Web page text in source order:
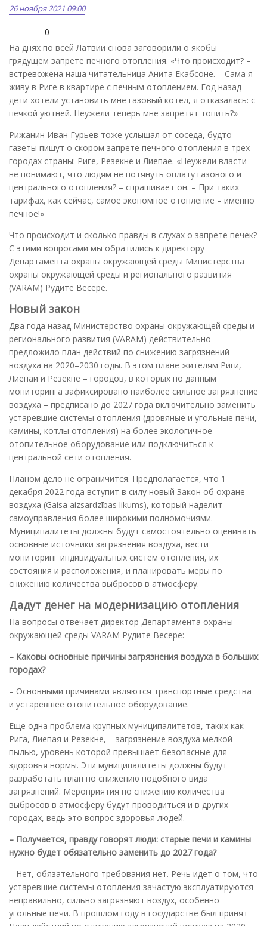
26 ноября 2021 09:00
0
На днях по всей Латвии снова заговорили о якобы
грядущем запрете печного отопления. «Что происходит? –
встревожена наша читательница Анита Екабсоне. – Сама я
живу в Риге в квартире с печным отоплением. Год назад
дети хотели установить мне газовый котел, я отказалась: с
печкой уютней. Неужели теперь мне запретят топить?»
Рижанин Иван Гурьев тоже услышал от соседа, будто
газеты пишут о скором запрете печного отопления в трех
городах страны: Риге, Резекне и Лиепае. «Неужели власти
не понимают, что людям не потянуть оплату газового и
центрального отопления? – спрашивает он. – При таких
тарифах, как сейчас, самое экономное отопление – именно
печное!»
Что происходит и сколько правды в слухах о запрете печек?
С этими вопросами мы обратились к директору
Департамента охраны окружающей среды Министерства
охраны окружающей среды и регионального развития
(VARAM) Рудите Весере.
Новый закон
Два года назад Министерство охраны окружающей среды и
регионального развития (VARAM) действительно
предложило план действий по снижению загрязнений
воздуха на 2020–2030 годы. В этом плане жителям Риги,
Лиепаи и Резекне – городов, в которых по данным
мониторинга зафиксировано наиболее сильное загрязнение
воздуха – предписано до 2027 года включительно заменить
устаревшие системы отопления (дровяные и угольные печи,
камины, котлы отопления) на более экологичное
отопительное оборудование или подключиться к
центральной сети отопления.
Планом дело не ограничится. Предполагается, что 1
декабря 2022 года вступит в силу новый Закон об охране
воздуха (Gaisa aizsardzības likums), который наделит
самоуправления более широкими полномочиями.
Муниципалитеты должны будут самостоятельно оценивать
основные источники загрязнения воздуха, вести
мониторинг индивидуальных систем отопления, их
состояния и расположения, и планировать меры по
снижению количества выбросов в атмосферу.
Дадут денег на модернизацию отопления
На вопросы отвечает директор Департамента охраны
окружающей среды VARAM Рудите Весере:
– Каковы основные причины загрязнения воздуха в больших
городах?
– Основными причинами являются транспортные средства
и устаревшее отопительное оборудование.
Еще одна проблема крупных муниципалитетов, таких как
Рига, Лиепая и Резекне, – загрязнение воздуха мелкой
пылью, уровень которой превышает безопасные для
здоровья нормы. Эти муниципалитеты должны будут
разработать план по снижению подобного вида
загрязнений. Мероприятия по снижению количества
выбросов в атмосферу будут проводиться и в других
городах, ведь это вопрос здоровья людей.
– Получается, правду говорят люди: старые печи и камины
нужно будет обязательно заменить до 2027 года?
– Нет, обязательного требования нет. Речь идет о том, что
устаревшие системы отопления зачастую эксплуатируются
неправильно, сильно загрязняют воздух, особенно
угольные печи. В прошлом году в государстве был принят